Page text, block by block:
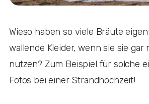
Wieso haben so viele Bräute
wallende Kleider, wenn sie sie gar
nutzen? Zum Beispiel für solche
Fotos bei einer Strandhochzeit!